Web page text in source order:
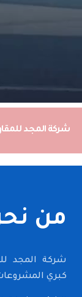
شركة المجـد
من
شركة المجد
كبري المشروعات